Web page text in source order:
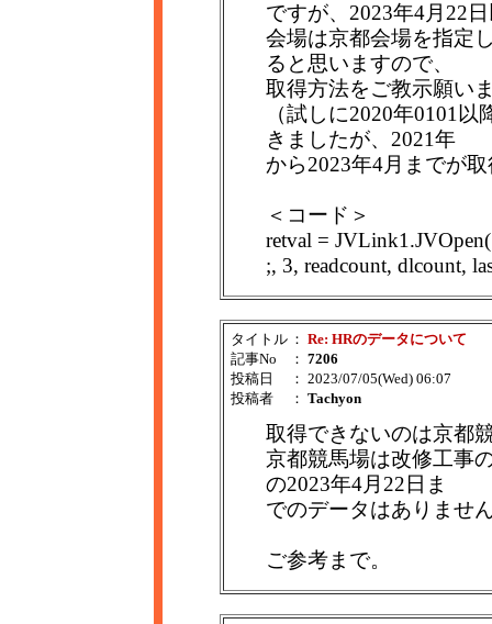
ですが、2023年4月22
会場は京都会場を指定
ると思いますので、
取得方法をご教示願い
（試しに2020年0101
きましたが、2021年
から2023年4月までが
＜コード＞
retval =
;, 3, readcount, dlcount,
タイトル ： Re: HRのデータについて
記事No
： 7206
投稿日
： 2023/07/05(Wed) 06:07
投稿者
： Tachyon
取得できないのは京都
京都競馬場は改修工事
の2023年4月22日ま
でのデータはありませ
ご参考まで。